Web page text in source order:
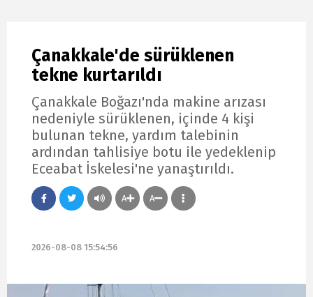
Çanakkale'de sürüklenen
tekne kurtarıldı
Çanakkale Boğazı'nda makine arızası
nedeniyle sürüklenen, içinde 4 kişi
bulunan tekne, yardım talebinin
ardından tahlisiye botu ile yedeklenip
Eceabat İskelesi'ne yanaştırıldı.
A A
2026-08-08 15:54:56